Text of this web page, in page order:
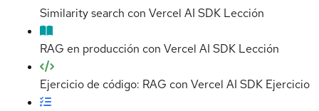
Similarity search con Vercel AI SDK Lección
RAG en producción con Vercel AI SDK Lección
Ejercicio de código: RAG con Vercel AI SDK Ejercicio